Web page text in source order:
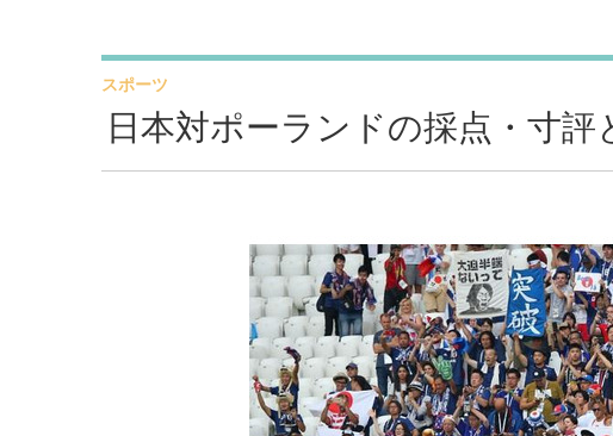
日本対ポーランドの採点・寸
スポーツ